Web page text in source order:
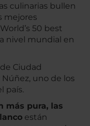
culinarias bullen
mejores
50 best
nivel mundial en
Ciudad
uno de los
país.
más pura, las
están